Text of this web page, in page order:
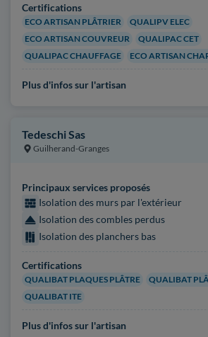
Certifications
ECO ARTISAN PLÂTRIER
QUALIPV ELEC
ECO ARTISAN COUVREUR
QUALIPAC CET
QUALIPAC CHAUFFAGE
ECO ARTISAN
Plus d'infos sur l'artisan
Tedeschi Sas
Guilherand-Granges
Principaux services proposés
Isolation des murs par l'extérieur
Isolation des combles perdus
Isolation des planchers bas
Certifications
QUALIBAT PLAQUES PLÂTRE
QUALIBAT
QUALIBAT ITE
Plus d'infos sur l'artisan